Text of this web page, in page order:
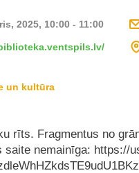
2025, 10:00 - 11:00
un kultūra
rīts. Fragmentus no
saite nemainīga: https://